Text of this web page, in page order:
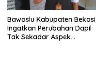
Bawaslu Kabupaten Bekasi
Ingatkan Perubahan Dapil
Tak Sekadar Aspek